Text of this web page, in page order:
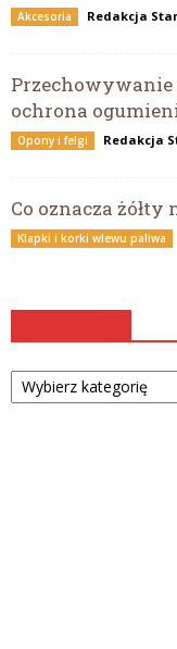
Akcesoria Redakcja
ochrona
Opony i felgi Redakcja
Co oznacza
Klapki i korki wlewu paliwa
Kategorie